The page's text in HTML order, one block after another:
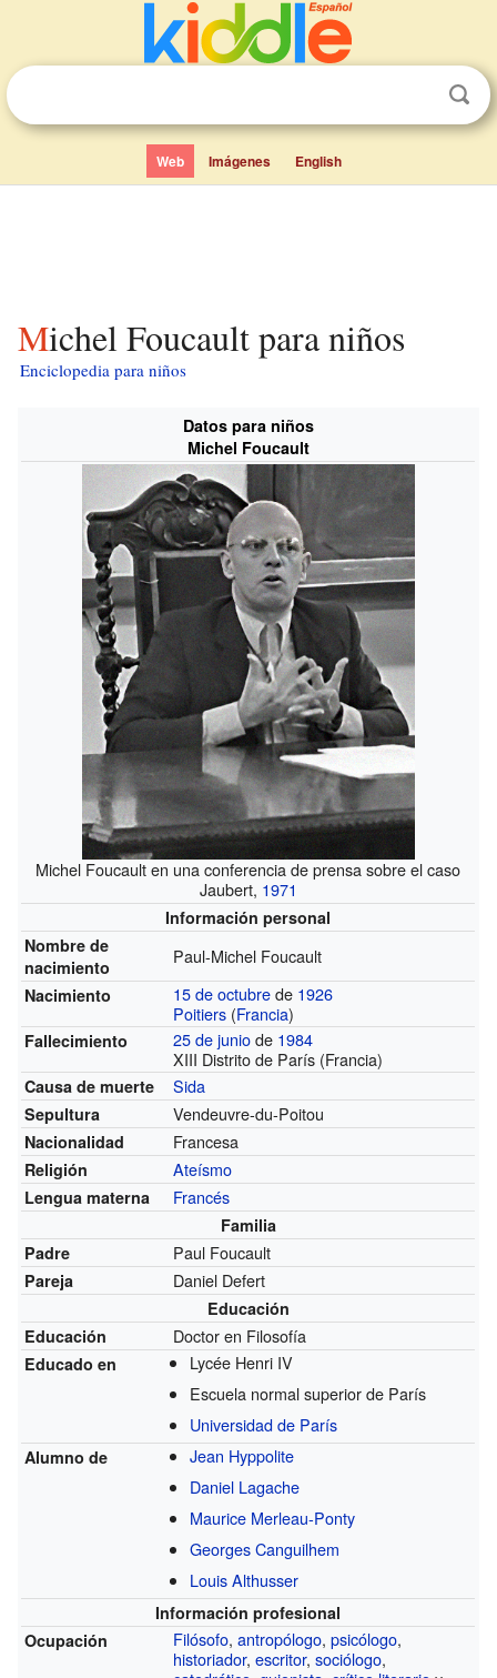
Web Imágenes English
Michel Foucault para niños
Enciclopedia para niños
Datos para niños
Michel Foucault
Michel Foucault en una conferencia de prensa sobre el caso
Jaubert, 1971
Información personal
Nombre de
nacimiento
Paul-Michel Foucault
Nacimiento 15 de octubrede 1926
Poitiers (Francia)
Fallecimiento 25 de juniode 1984
XIII Distrito de París (Francia)
Causa de muerte Sida
Sepultura Vendeuvre-du-Poitou
Nacionalidad Francesa
Religión Ateísmo
Lengua materna Francés
Familia
Padre
Paul Foucault
Pareja Daniel Defert
Educación
Educación
Doctor en Filosofía
Educado en
Lycée Henri IV
Escuela normal superior de París
Universidad de París
Alumno de
Jean Hyppolite
Daniel Lagache
Maurice Merleau-Ponty
Georges Canguilhem
Louis Althusser
Información profesional
Ocupación
Filósofo,antropólogo,psicólogo,
historiador,escritor,sociólogo,